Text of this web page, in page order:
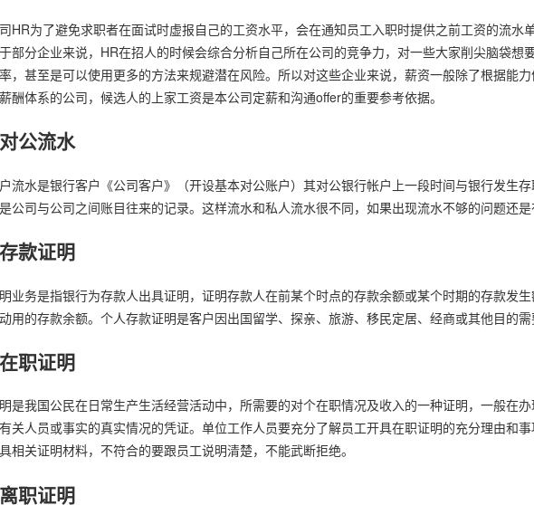
HR为了避免求职者在面试时虚报自己的工资水平，会在通知员工入职时提供之前工资的流水
部分企业来说，HR在招人的时候会综合分析自己所在公司的竞争力，对一些大家削尖脑袋想
，甚至是可以使用更多的方法来规避潜在风险。所以对这些企业来说，薪资一般除了根据能
酬体系的公司，候选人的上家工资是本公司定薪和沟通offer的重要参考依据。
公流水
流水是银行客户《公司客户》（开设基本对公账户）其对公银行帐户上一段时间与银行发生
公司与公司之间账目往来的记录。这样流水和私人流水很不同，如果出现流水不够的问题还是
款证明
业务是指银行为存款人出具证明，证明存款人在前某个时点的存款余额或某个时期的存款发
用的存款余额。个人存款证明是客户因出国留学、探亲、旅游、移民定居、经商或其他目的需
职证明
是我国公民在日常生产生活经营活动中，所需要的对个在职情况及收入的一种证明，一般在
关人员或事实的真实情况的凭证。单位工作人员要充分了解员工开具在职证明的充分理由和
相关证明材料，不符合的要跟员工说明清楚，不能武断拒绝。
职证明